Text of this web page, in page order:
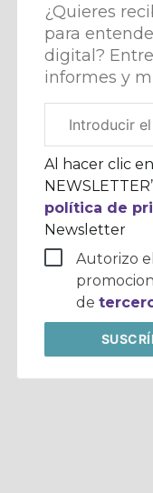
¿Quieres
para
digital?
informes y
electrónico
corporativo
Al hacer clic en
política de
Newsletter
Autorizo
de